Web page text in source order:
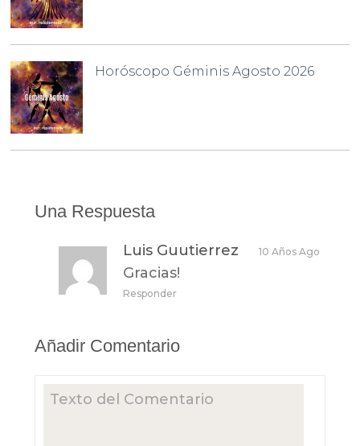
Horóscopo Géminis Agosto 2026
Una Respuesta
Luis Guutierrez 10 Años Ago
Gracias!
Responder
Añadir Comentario